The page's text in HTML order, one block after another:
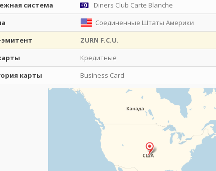
система
Diners Club Carte Blanche
Соединенные Штаты Америки
эмитент
ZURN F.C.U.
Кредитные
карты
Business Card